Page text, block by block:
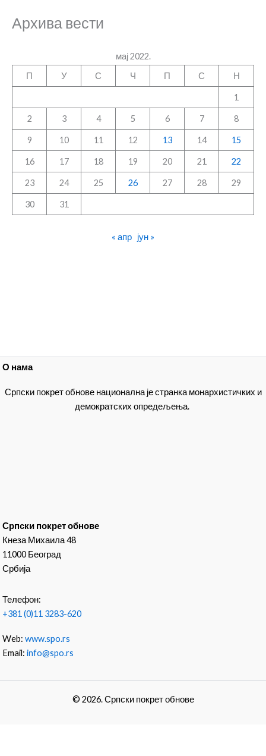
Архива вести
мај 2022.
П
У С Ч П С Н
1
2 3 4 5 6 7 8
9 10 11 12 13 14 15
16 17 18 19 20 21 22
23 24 25 26 27 28 29
30 31
« апр јун »
О нама
Српски покрет обнове национална је странка монархистичких и
демократских опредељења.
Српски покрет обнове
Кнеза Михаила 48
11000 Београд
Србија
Телефон:
+381 (0)11 3283-620
Web:www.spo.rs
Email:info@spo.rs
© 2026. Српски покрет обнове